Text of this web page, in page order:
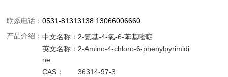
联系电话：0531-81313138 13066006660
产品介绍：中文名称： 2-氨基-4-氯-6-苯基嘧啶
英文名称： 2-Amino-4-chloro-6-phenylpyrimidi
ne
CAS：
36314-97-3